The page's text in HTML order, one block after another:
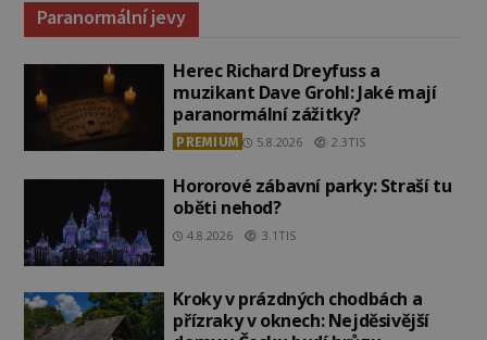
Paranormální jevy
Herec Richard Dreyfuss a
muzikant Dave Grohl: Jaké mají
paranormální zážitky?
PREMIUM 5.8.2026 2.3TIS
Hororové zábavní parky: Straší tu
oběti nehod?
4.8.2026 3.1TIS
Kroky v prázdných chodbách a
přízraky v oknech: Nejděsivější